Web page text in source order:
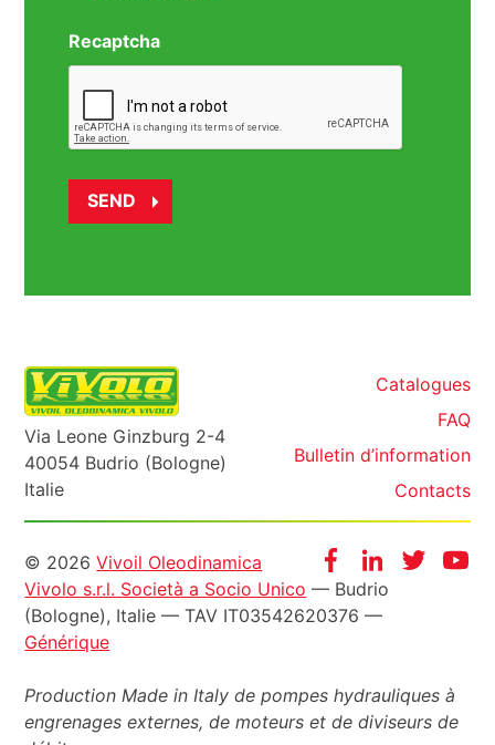
Recaptcha
Via Leone Ginzburg 2-4
40054 Budrio (Bologne)
Italie
Catalogues
FAQ
Bulletin d’information
Contacts
FacebookInstagram
Twitter
Informazioni
legali
© 2026Vivoil Oleodinamica
Vivolo s.r.l. Società a Socio Unico — Budrio
(Bologne), Italie — TAV IT03542620376 —
Générique
Production Made in Italy de pompes hydrauliques à
engrenages externes, de moteurs et de diviseurs de